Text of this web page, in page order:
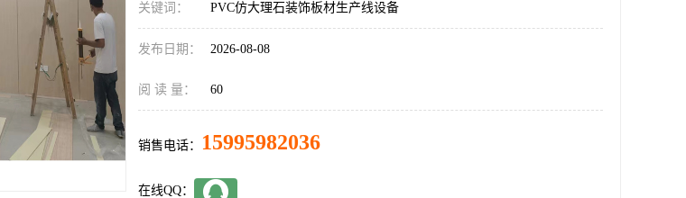
关键词： PVC仿大理石装饰板材生产线设备
发布日期： 2026-08-08
阅 读 量： 60
销售电话： 15995982036
在线QQ：